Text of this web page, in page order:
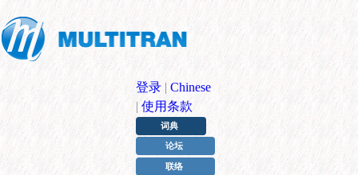
登录 | Chinese
| 使用条款
词典
论坛
联络